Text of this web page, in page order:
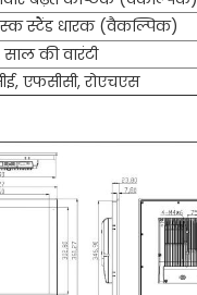
स्टैंड धारक (वैकल्पिक)
साल की वारंटी
एफसीसी, रोएचएस